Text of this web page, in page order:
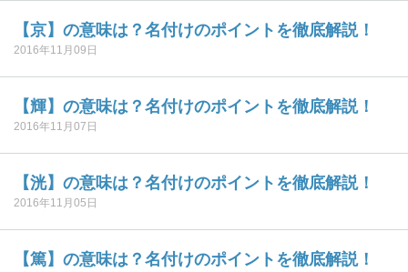
【京】の意味は？名付けのポイントを徹底解説！
2016年11月09日
【輝】の意味は？名付けのポイントを徹底解説！
2016年11月07日
【洸】の意味は？名付けのポイントを徹底解説！
2016年11月05日
【篤】の意味は？名付けのポイントを徹底解説！